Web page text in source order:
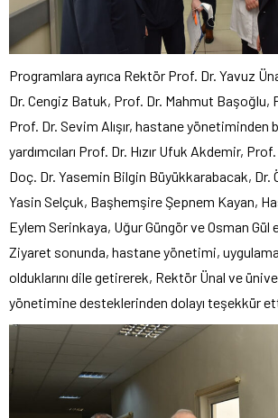
Programlara ayrıca Rektör Prof. Dr. Yavuz
Dr. Cengiz Batuk, Prof. Dr. Mahmut Başoğlu,
Prof. Dr. Sevim Alışır, hastane yönetiminden
yardımcıları Prof. Dr. Hızır Ufuk Akdemir,
Doç. Dr. Yasemin Bilgin Büyükkarabacak, Dr.
Yasin Selçuk, Başhemşire Şepnem Kayan,
Eylem Serinkaya, Uğur Güngör ve Osman Gül
Ziyaret sonunda, hastane yönetimi,
olduklarını dile getirerek, Rektör Ünal ve
yönetimine desteklerinden dolayı teşekkür